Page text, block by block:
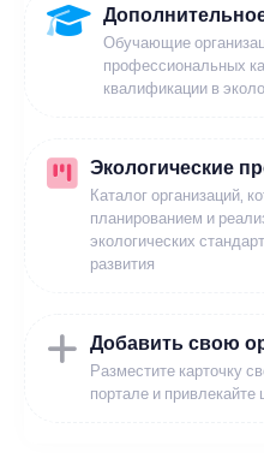
Обучающие
профессиональных
квалификации в
Экологические
Каталог организаций,
планированием и
экологических
развития
Добавить свою
Разместите карточку
портале и